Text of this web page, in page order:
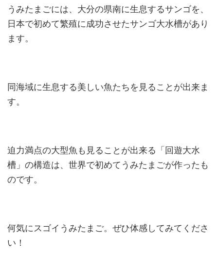
うみたまごには、大分の県南に生息するサンゴを、
日本で初めて繁殖に成功させたサンゴ大水槽があり
ます。
同海域に生息する美しい魚たちを見ることが出来ま
す。
迫力満点の大型魚も見ることが出来る「回遊大水
槽」の構造は、世界で初めてうみたまごが作ったも
のです。
何気にスゴイうみたまご。ぜひ体感してみてくださ
い！